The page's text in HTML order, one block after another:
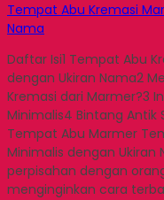
Tempat Abu Kremasi
Nama
Daftar Isi1 Tempat Abu
dengan Ukiran Nama2
Kremasi dari Marmer?3
Minimalis4 Bintang
Tempat Abu Marmer
Minimalis dengan
perpisahan dengan
menginginkan cara